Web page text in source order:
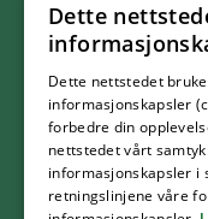
FØLG OSS
Facebook
YouTube
Dette
Dette nettstedet
informasjonskapsler
forbedre din
nettstedet vårt
informasjonskapsler i
retningslinjene våre